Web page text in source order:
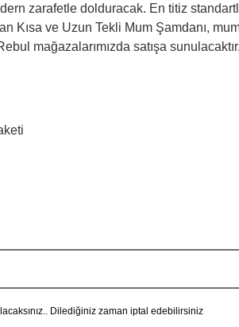
zarafetle dolduracak. En titiz
ve Uzun Tekli Mum Şamdanı,
mağazalarımızda satışa sunulacaktır.
Dilediğiniz zaman iptal edebilirsiniz